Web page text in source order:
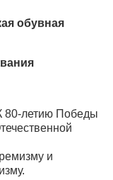
обувная
80-летию Победы
и